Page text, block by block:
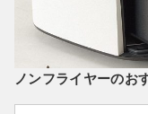
ノンフライヤーのお